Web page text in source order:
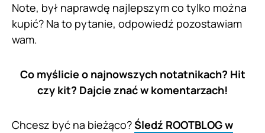
Note, był naprawdę najlepszym co tylko można
kupić? Na to pytanie, odpowiedź pozostawiam
wam.
Co myślicie o najnowszych notatnikach? Hit
czy kit? Dajcie znać w komentarzach!
Chcesz być na bieżąco?Śledź ROOTBLOG w